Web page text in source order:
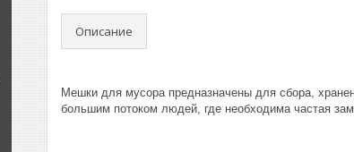
Описание
Мешки для мусора предназначены для сбора,
большим потоком людей, где необходима частая